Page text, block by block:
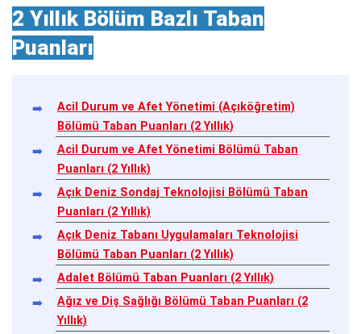
2 Yıllık Bölüm Bazlı Taban
Puanları
Acil Durum ve Afet Yönetimi (Açıköğretim)
Bölümü Taban Puanları (2 Yıllık)
Acil Durum ve Afet Yönetimi Bölümü Taban
Puanları (2 Yıllık)
Açık Deniz Sondaj Teknolojisi Bölümü Taban
Puanları (2 Yıllık)
Açık Deniz Tabanı Uygulamaları Teknolojisi
Bölümü Taban Puanları (2 Yıllık)
Adalet Bölümü Taban Puanları (2 Yıllık)
Ağız ve Diş Sağlığı Bölümü Taban Puanları (2
Yıllık)